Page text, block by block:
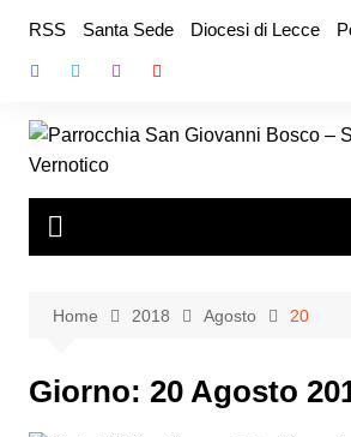
contenuto
RSS Santa Sede Diocesi di Lecce
Home 2018 Agosto 20
Giorno: 20 Agosto